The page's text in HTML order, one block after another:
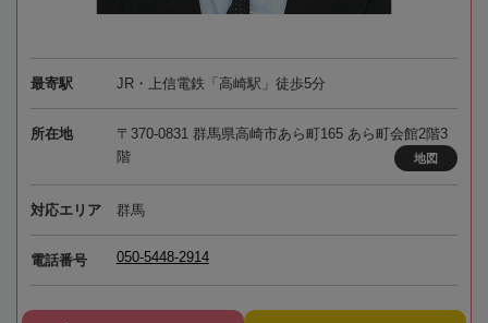
最寄駅 JR・上信電鉄「高崎駅」徒歩5分
所在地
〒370-0831 群馬県高崎市あら町165 あら町会館2階3
階
地図
対応エリア 群馬
電話番号 050-5448-2914